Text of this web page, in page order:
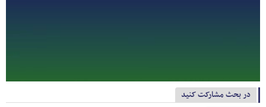
در بحث مشارکت کنید